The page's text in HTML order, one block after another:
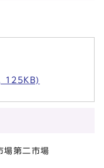
125KB)
場第二市場